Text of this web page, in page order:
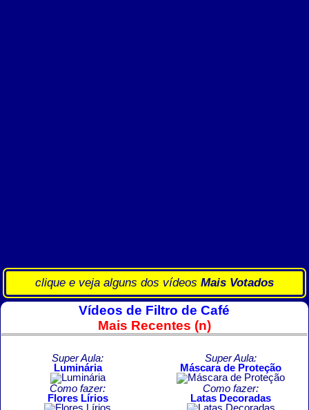
clique e veja alguns dos vídeos Mais Votados
Vídeos de Filtro de Café
Mais Recentes (n)
Super Aula:
Luminária
Super Aula:
Máscara de Proteção
Como fazer:
Flores Lírios
Como fazer:
Latas Decoradas